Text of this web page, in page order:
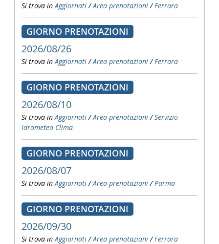
Si trova in Aggiornati /Area prenotazioni /Ferrara
GIORNO PRENOTAZIONI
2026/08/26
Si trova in Aggiornati /Area prenotazioni /Ferrara
GIORNO PRENOTAZIONI
2026/08/10
Si trova in Aggiornati /Area prenotazioni /Servizio
Idrometeo Clima
GIORNO PRENOTAZIONI
2026/08/07
Si trova in Aggiornati /Area prenotazioni /Parma
GIORNO PRENOTAZIONI
2026/09/30
Si trova in Aggiornati /Area prenotazioni /Ferrara